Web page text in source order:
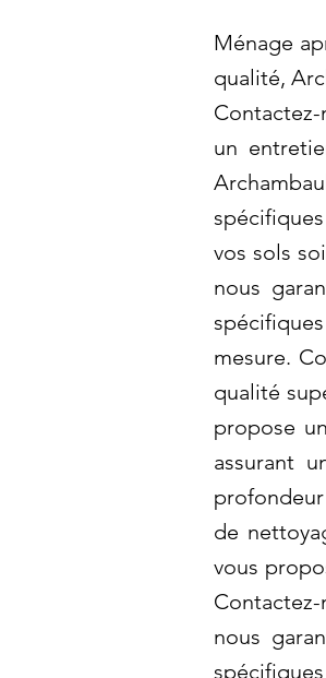
Ménage
qualité,
un
vos sols
nous
mesure.
qualité
propose
assurant
de
vous
nous